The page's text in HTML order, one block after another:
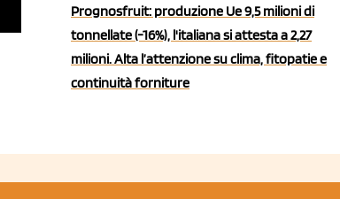
Prognosfruit: produzione Ue 9,5 milioni di
tonnellate (-16%), l'italiana si attesta a 2,27
milioni. Alta l’attenzione su clima, fitopatie e
continuità forniture